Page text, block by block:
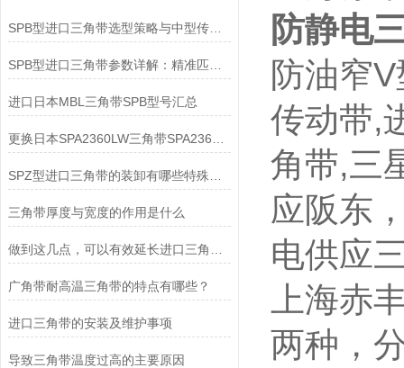
SPB型进口三角带选型策略与中型传动适配要点
进口日本MBL三角带SPB型号汇总
三角带厚度与宽度的作用是什么
广角带耐高温三角带的特点有哪些？
进口三角带的安装及维护事项
导致三角带温度过高的主要原因
防静电
防油窄
传动带,
角带,三
应阪东
电供应
上海赤
两种，